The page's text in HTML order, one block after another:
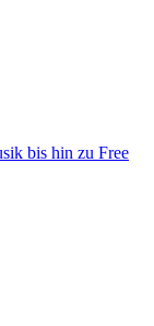
bis hin zu Free